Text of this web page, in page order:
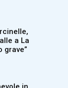
a La
grave”